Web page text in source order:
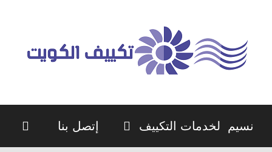
نسيم لخدمات التكييف إتصل بنا